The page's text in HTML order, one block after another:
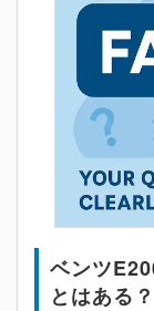
ベンツ
とはある？